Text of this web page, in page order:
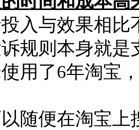
入与效果相
规则本身就
用了6年淘宝
随便在淘宝上